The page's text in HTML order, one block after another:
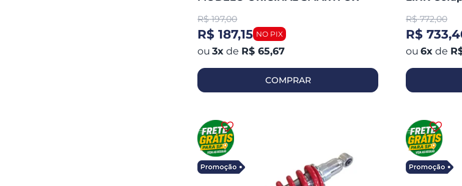
R$ 197,00
R$ 187,15
3x de R$ 65,67
COMPRAR
R$ 772,00
R$
6x de